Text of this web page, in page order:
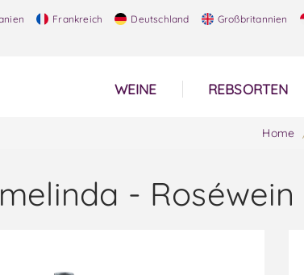
Frankreich Deutschland Großbritannien
WEINE REBSORTEN
Home
- Roséwein